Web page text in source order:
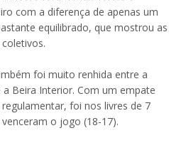
com a diferença de apenas um
equilibrado, que mostrou as
foi muito renhida entre a
Beira Interior. Com um empate
foi nos livres de 7
o jogo (18-17).